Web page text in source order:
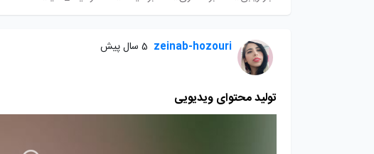
zeinab-hozouri 5 سال پیش
تولید محتوای ویدیویی